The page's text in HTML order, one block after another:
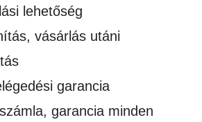
lehetőség
vásárlás utáni
garancia
garancia minden